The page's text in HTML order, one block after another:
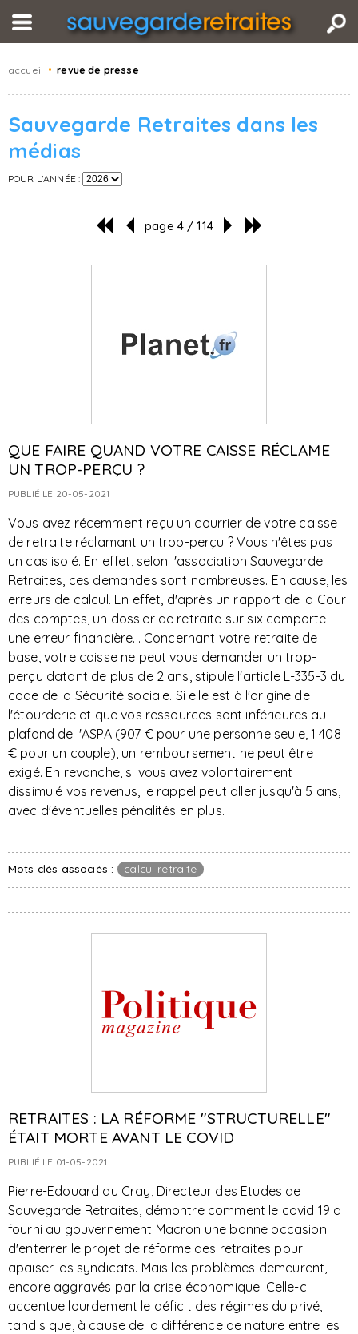
accueil • revue de presse
Sauvegarde Retraites dans les
médias
POUR L'ANNÉE :
page 4 / 114
QUE FAIRE QUAND VOTRE CAISSE RÉCLAME
UN TROP-PERÇU ?
PUBLIÉ LE 20-05-2021
Vous avez récemment reçu un courrier de votre caisse
de retraite réclamant un trop-perçu ? Vous n'êtes pas
un cas isolé. En effet, selon l'association Sauvegarde
Retraites, ces demandes sont nombreuses. En cause, les
erreurs de calcul. En effet, d'après un rapport de la Cour
des comptes, un dossier de retraite sur six comporte
une erreur financière... Concernant votre retraite de
base, votre caisse ne peut vous demander un trop-
perçu datant de plus de 2 ans, stipule l'article L-335-3 du
code de la Sécurité sociale. Si elle est à l'origine de
l'étourderie et que vos ressources sont inférieures au
plafond de l'ASPA (907 € pour une personne seule, 1 408
€ pour un couple), un remboursement ne peut être
exigé. En revanche, si vous avez volontairement
dissimulé vos revenus, le rappel peut aller jusqu'à 5 ans,
avec d'éventuelles pénalités en plus.
Mots clés associés : calcul retraite
RETRAITES : LA RÉFORME "STRUCTURELLE"
ÉTAIT MORTE AVANT LE COVID
PUBLIÉ LE 01-05-2021
Pierre-Edouard du Cray, Directeur des Etudes de
Sauvegarde Retraites, démontre comment le covid 19 a
fourni au gouvernement Macron une bonne occasion
d'enterrer le projet de réforme des retraites pour
apaiser les syndicats. Mais les problèmes demeurent,
encore aggravés par la crise économique. Celle-ci
accentue lourdement le déficit des régimes du privé,
tandis que, à cause de la différence de nature entre les